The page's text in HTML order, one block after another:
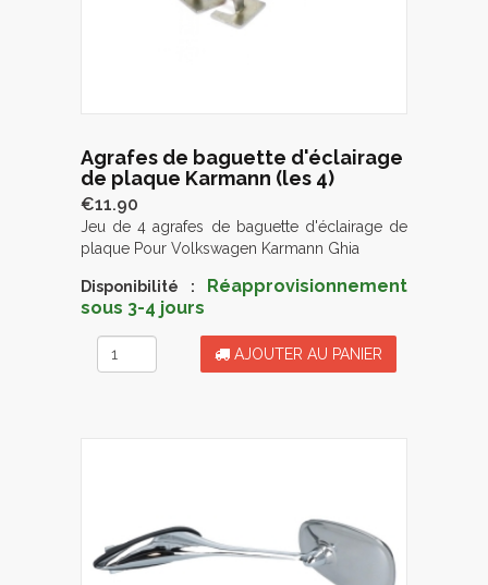
Agrafes de baguette d'éclairage
de plaque Karmann (les 4)
€11.90
Jeu de 4 agrafes de baguette d'éclairage de
plaque Pour Volkswagen Karmann Ghia
Disponibilité :
Réapprovisionnement
sous 3-4 jours
AJOUTER AU PANIER